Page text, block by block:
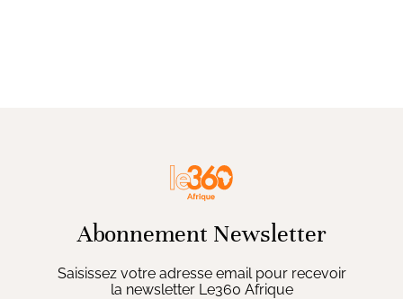
Abonnement Newsletter
Saisissez votre adresse email pour recevoir
la newsletter Le360 Afrique